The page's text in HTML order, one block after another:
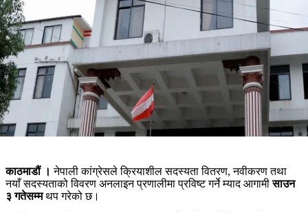
काठमाडौं । नेपाली कांग्रेसले क्रियाशील सदस्यता वितरण, नवीकरण तथा
नयाँ सदस्यताको विवरण अनलाइन प्रणालीमा प्रविष्ट गर्ने म्याद आगामीसाउन
३ गतेसम्मथप गरेको छ।